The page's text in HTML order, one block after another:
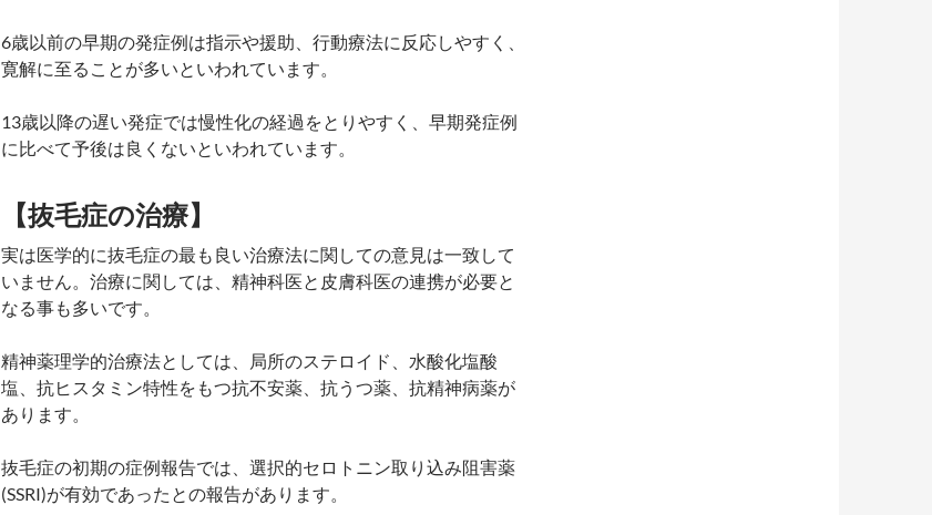
6歳以前の早期の発症例は指示や援助、行動療法に反応しやすく、
寛解に至ることが多いといわれています。
13歳以降の遅い発症では慢性化の経過をとりやすく、早期発症例
に比べて予後は良くないといわれています。
【抜毛症の治療】
実は医学的に抜毛症の最も良い治療法に関しての意見は一致して
いません。治療に関しては、精神科医と皮膚科医の連携が必要と
なる事も多いです。
精神薬理学的治療法としては、局所のステロイド、水酸化塩酸
塩、抗ヒスタミン特性をもつ抗不安薬、抗うつ薬、抗精神病薬が
あります。
抜毛症の初期の症例報告では、選択的セロトニン取り込み阻害薬
(SSRI)が有効であったとの報告があります。